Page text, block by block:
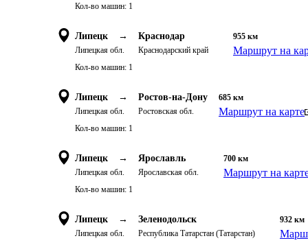
Кол-во машин: 1
Липецк →
Липецкая обл.
Краснодар
Краснодарский край
955 км
Маршрут на
Кол-во машин: 1
Липецк →
Липецкая обл.
Ростов-на-Дону
Ростовская обл.
685 км
Маршрут на карте
Кол-во машин: 1
Липецк →
Липецкая обл.
Ярославль
Ярославская обл.
700 км
Маршрут на
Кол-во машин: 1
Липецк →
Липецкая обл.
Зеленодольск
Республика Татарстан (Татарстан)
932 км